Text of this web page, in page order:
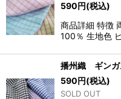
590円(税込)
商品詳細 特徴
100％ 生地色
播州織 ギンガ
590円(税込)
SOLD OUT